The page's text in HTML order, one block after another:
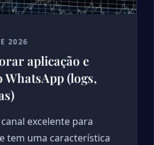
2026
aplicação e
(logs,
excelente para
tem uma característica